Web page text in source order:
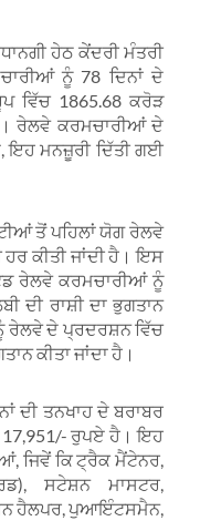
ਹੇਠ ਕੇਂਦਰੀ ਮੰਤਰੀ
ਨੂੰ 78 ਦਿਨਾਂ ਦੇ
ਵਿੱਚ 1865.68 ਕਰੋੜ
ਰੇਲਵੇ ਕਰਮਚਾਰੀਆਂ ਦੇ
ਇਹ ਮਨਜ਼ੂਰੀ ਦਿੱਤੀ ਗਈ
ਤੋਂ ਪਹਿਲਾਂ ਯੋਗ ਰੇਲਵੇ
ਕੀਤੀ ਜਾਂਦੀ ਹੈ। ਇਸ
ਰੇਲਵੇ ਕਰਮਚਾਰੀਆਂ ਨੂੰ
ਦੀ ਰਾਸ਼ੀ ਦਾ ਭੁਗਤਾਨ
ਰੇਲਵੇ ਦੇ ਪ੍ਰਦਰਸ਼ਨ ਵਿੱਚ
ਕੀਤਾ ਜਾਂਦਾ ਹੈ।
ਦੀ ਤਨਖਾਹ ਦੇ ਬਰਾਬਰ
ਰੁਪਏ ਹੈ। ਇਹ
ਜਿਵੇਂ ਕਿ ਟ੍ਰੈਕ ਮੈਂਟੇਨਰ,
ਸਟੇਸ਼ਨ ਮਾਸਟਰ,
ਹੈਲਪਰ, ਪੁਆਇੰਟਸਮੈਨ,